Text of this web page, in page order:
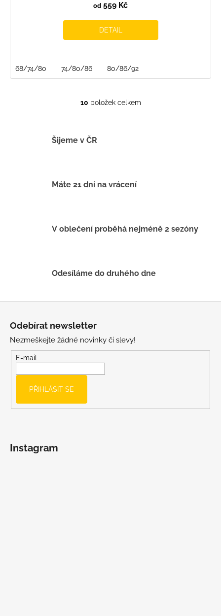
od 559 Kč
DETAIL
68/74/80 74/80/86 80/86/92
O
í
k
p
u
10 položek celkem
Šijeme v ČR
Máte 21 dní na vrácení
V oblečení proběhá nejméně 2 sezóny
Odesíláme do druhého dne
Odebírat newsletter
Nezmeškejte žádné novinky či slevy!
E-mail
PŘIHLÁSIT SE
Instagram